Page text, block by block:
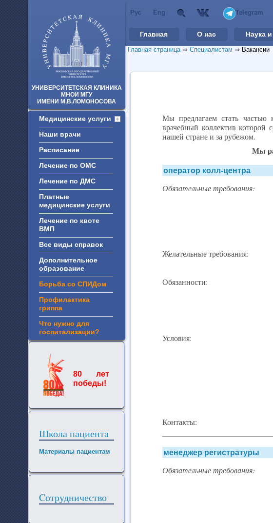
УНИВЕРСИТЕТСКАЯ КЛИНИКА
МНОИ МГУ
ИМЕНИ М.В.ЛОМОНОСОВА
Медицинские услуги
Наши врачи
Расписание
Лечение по ОМС
Лечение по ДМС
Платные
медицинские услуги
Лечение по квоте
ВМП
Все виды справок
Дополнительное
образование
Борьба со СПИДом
Профилактика
гриппа
Что нужно для
госпитализации?
80 лет
победы!
Школа пациента
Материалы пациентам
Cотрудничество
Рус Eng Telegram
Главная О нас Наука
Главная страница⇒ Специалистам ⇒ Вакансии
Мы предлагаем стать частью
врачебный коллектив которой
нашей стране и за рубежом.
Мы
оператор колл-центра
Обязательные требования:
Желательные требования:
Обязанности:
Условия:
Контакты:
менеджер регистратуры
Обязательные требования: